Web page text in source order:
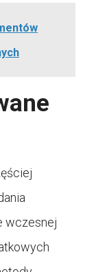
wczesnej